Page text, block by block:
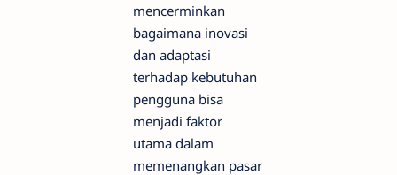
mencerminkan
bagaimana inovasi
dan adaptasi
terhadap kebutuhan
pengguna bisa
menjadi faktor
utama dalam
memenangkan pasar